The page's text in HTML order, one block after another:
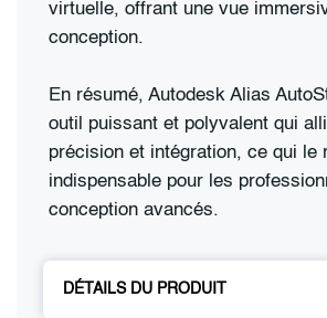
virtuelle, offrant une vue
conception.
En résumé, Autodesk Alias
outil puissant et polyvalent qui
précision et intégration, ce qui le
indispensable pour les
conception avancés.
DÉTAILS DU PRODUIT